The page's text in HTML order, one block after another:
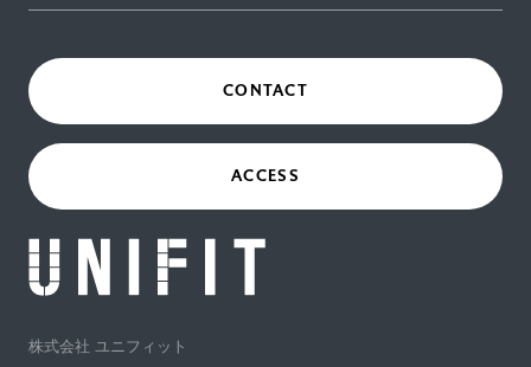
CONTACT
ACCESS
株式会社 ユニフィット